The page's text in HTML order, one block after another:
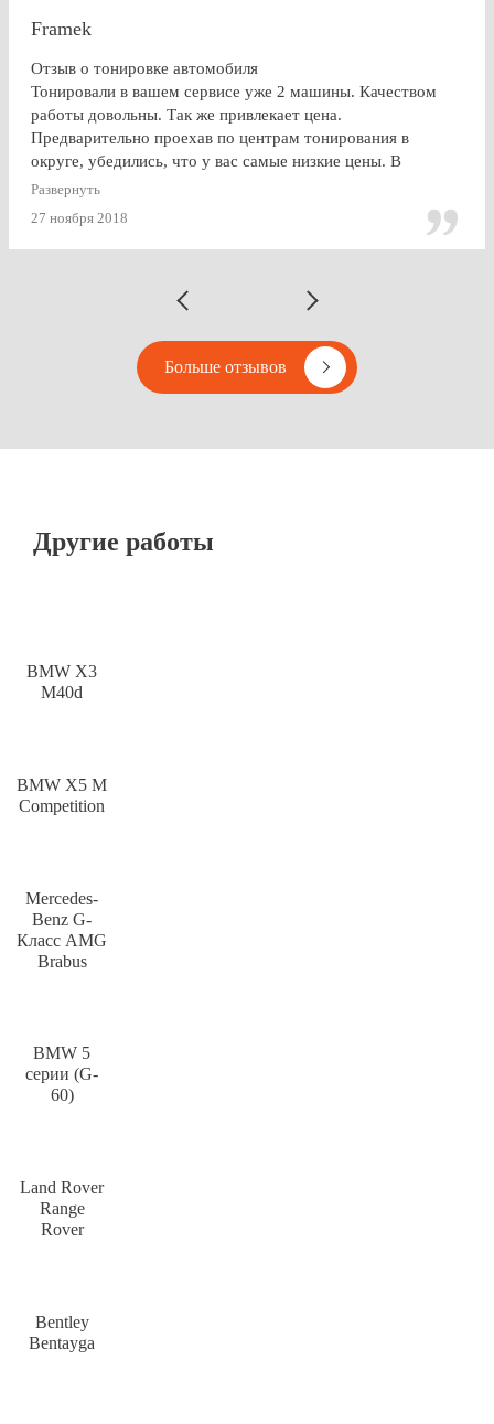
Framek
Отзыв о тонировке автомобиля
Тонировали в вашем сервисе уже 2 машины. Качеством
работы довольны. Так же привлекает цена.
Предварительно проехав по центрам тонирования в
округе, убедились, что у вас самые низкие цены. В
будущем, думаю, будем так же пользоваться услугами
Развернуть
27 ноября 2018
Больше отзывов
Другие работы
BMW X3
M40d
BMW X5 M
Competition
Mercedes-
Benz G-
Класс AMG
Brabus
BMW 5
серии (G-
60)
Land Rover
Range
Rover
Bentley
Bentayga